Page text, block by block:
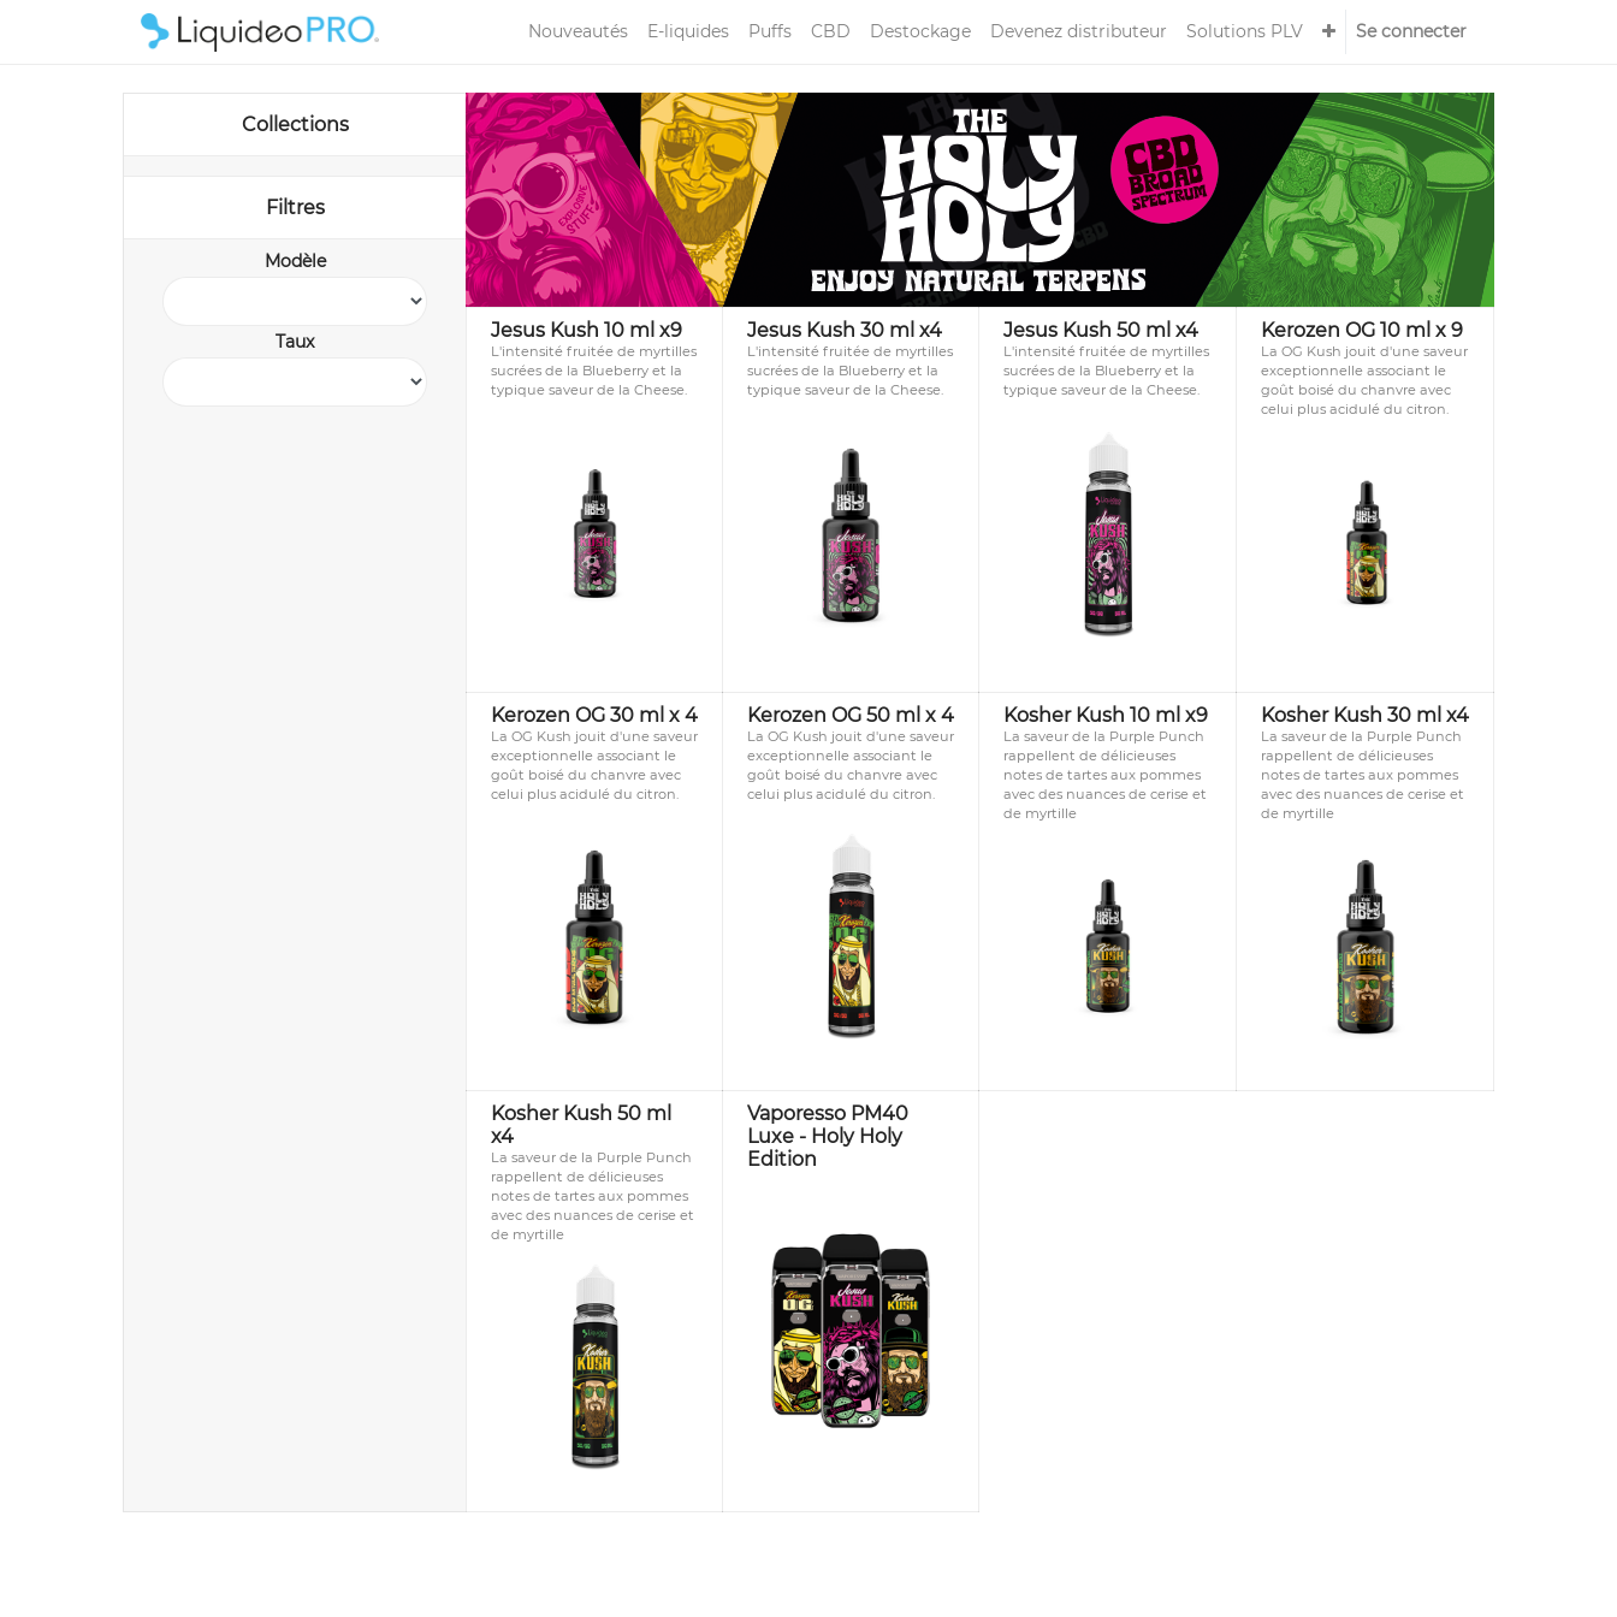
Nouveautés E-liquides Puffs CBD Destockage Devenez distributeur Solutions PLV Se connecter
Collections
Filtres
Modèle
Taux Jesus Kush 10 ml x9
L'intensité fruitée de myrtilles
sucrées de la Blueberry et la
typique saveur de la Cheese.
Jesus Kush 30 ml x4
L'intensité fruitée de myrtilles
sucrées de la Blueberry et la
typique saveur de la Cheese.
Jesus Kush 50 ml x4
L'intensité fruitée de myrtilles
sucrées de la Blueberry et la
typique saveur de la Cheese.
Kerozen OG 10 ml x 9
La OG Kush jouit d'une saveur
exceptionnelle associant le
goût boisé du chanvre avec
celui plus acidulé du citron.
Kerozen OG 30 ml x 4
La OG Kush jouit d'une saveur
exceptionnelle associant le
goût boisé du chanvre avec
celui plus acidulé du citron.
Kerozen OG 50 ml x 4
La OG Kush jouit d'une saveur
exceptionnelle associant le
goût boisé du chanvre avec
celui plus acidulé du citron.
Kosher Kush 10 ml x9
La saveur de la Purple Punch
rappellent de délicieuses
notes de tartes aux pommes
avec des nuances de cerise et
de myrtille
Kosher Kush 30 ml x4
La saveur de la Purple Punch
rappellent de délicieuses
notes de tartes aux pommes
avec des nuances de cerise et
de myrtille
Kosher Kush 50 ml
x4
La saveur de la Purple Punch
rappellent de délicieuses
notes de tartes aux pommes
avec des nuances de cerise et
de myrtille
Vaporesso PM40
Luxe - Holy Holy
Edition